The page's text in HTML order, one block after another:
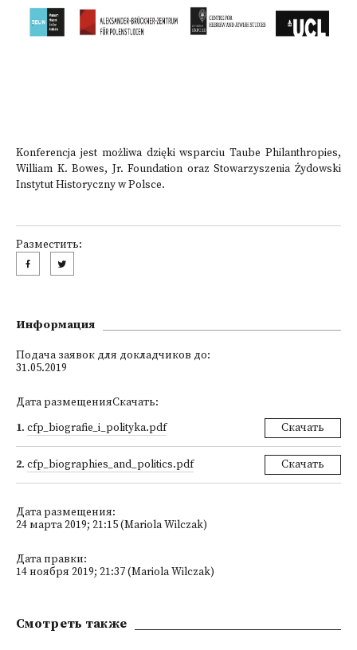
Konferencja jest możliwa dzięki wsparciu Taube Philanthropies,
William K. Bowes, Jr. Foundation oraz Stowarzyszenia Żydowski
Instytut Historyczny w Polsce.
Разместить:
Информация
Подача заявок для докладчиков до:
31.05.2019
Дата размещенияСкачать:
1. cfp_biografie_i_polityka.pdf Скачать
2. cfp_biographies_and_politics.pdf Скачать
Дата размещения:
24 марта 2019; 21:15 (Mariola Wilczak)
Дата правки:
14 ноября 2019; 21:37 (Mariola Wilczak)
Смотреть также